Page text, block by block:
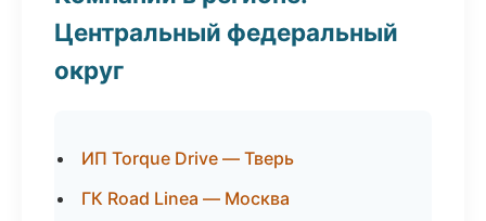
Центральный федеральный
округ
ИП Torque Drive — Тверь
ГК Road Linea — Москва